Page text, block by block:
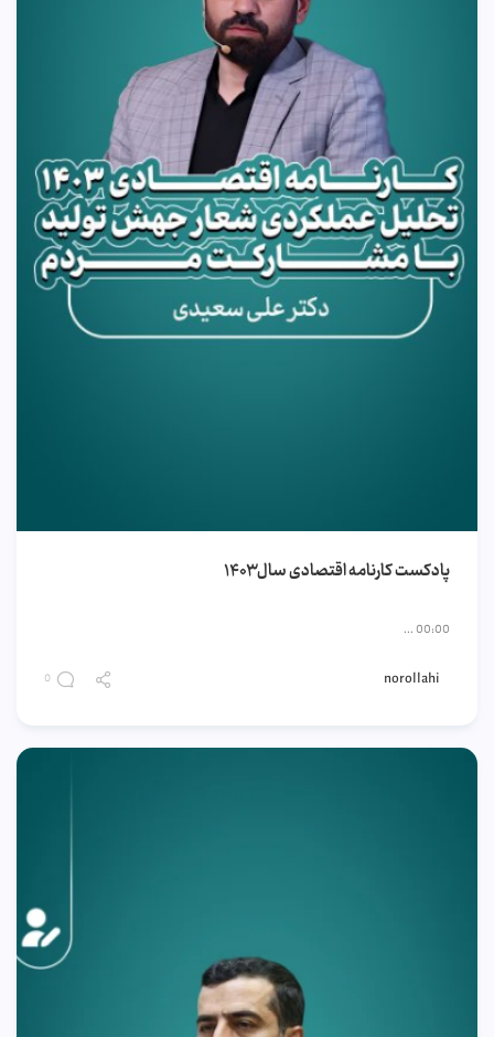
پادکست کارنامه اقتصادی سال۱۴۰۳
00:00 ...
norollahi
0